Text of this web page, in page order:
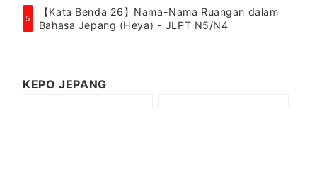
5
【Kata Benda 26】Nama-Nama Ruangan dalam
Bahasa Jepang (Heya) - JLPT N5/N4
KEPO JEPANG